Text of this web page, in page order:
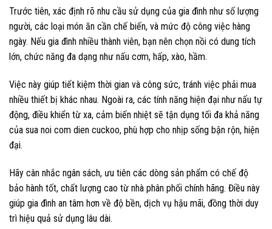
Trước tiên, xác định rõ nhu cầu sử dụng của gia đình như số lượng
người, các loại món ăn cần chế biến, và mức độ công việc hàng
ngày. Nếu gia đình nhiều thành viên, bạn nên chọn nồi có dung tích
lớn, chức năng đa dạng như nấu cơm, hấp, xào, hầm.
Việc này giúp tiết kiệm thời gian và công sức, tránh việc phải mua
nhiều thiết bị khác nhau. Ngoài ra, các tính năng hiện đại như nấu tự
động, điều khiển từ xa, cảm biến nhiệt sẽ tận dụng tối đa khả năng
của sua noi com dien cuckoo, phù hợp cho nhịp sống bận rộn, hiện
đại.
Hãy cân nhắc ngân sách, ưu tiên các dòng sản phẩm có chế độ
bảo hành tốt, chất lượng cao từ nhà phân phối chính hãng. Điều này
giúp gia đình an tâm hơn về độ bền, dịch vụ hậu mãi, đồng thời duy
trì hiệu quả sử dụng lâu dài.